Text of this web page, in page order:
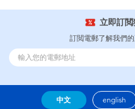
立即訂
訂閲電郵了解我們
中文 english